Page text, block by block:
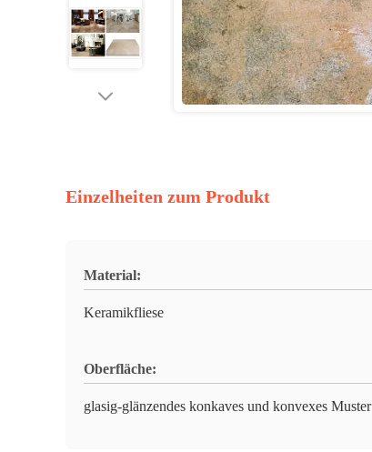
Einzelheiten zum Produkt
Material:
Keramikfliese
Oberfläche:
glasig-glänzendes konkaves und konvexes Muster